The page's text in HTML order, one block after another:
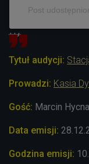
Post
***
Tytuł audycji:
Prowadzi: Kasia
Gość: Marcin
Data emisji:
Godzina emisji: